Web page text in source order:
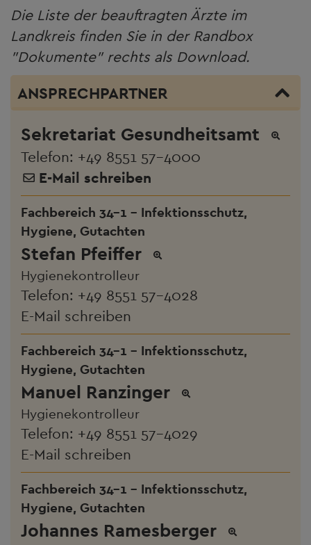
Die Liste der beauftragten Ärzte im
Landkreis finden Sie in der Randbox
"Dokumente" rechts als Download.
ANSPRECHPARTNER
Sekretariat Gesundheitsamt
Telefon: +49 8551 57-4000
E-Mail schreiben
Fachbereich 34-1 - Infektionsschutz,
Hygiene, Gutachten
Stefan Pfeiffer
Hygienekontrolleur
Telefon: +49 8551 57-4028
E-Mail schreiben
Fachbereich 34-1 - Infektionsschutz,
Hygiene, Gutachten
Manuel Ranzinger
Hygienekontrolleur
Telefon: +49 8551 57-4029
E-Mail schreiben
Fachbereich 34-1 - Infektionsschutz,
Hygiene, Gutachten
Johannes Ramesberger